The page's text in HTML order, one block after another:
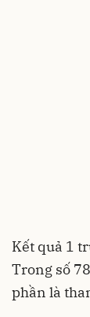
Kết quả 1
Trong số
phần là